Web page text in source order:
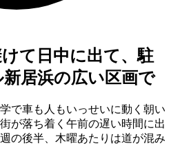
て日中に出て、駐
居浜の広い区画で
で車も人もいっせいに動く朝い
が落ち着く午前の遅い時間に出
の後半、木曜あたりは道が混み